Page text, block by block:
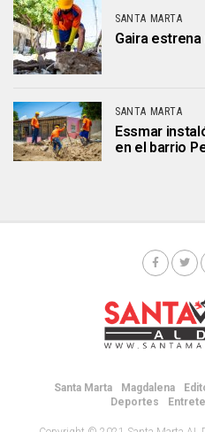
SANTA MARTA
Gaira
SANTA MARTA
Essmar
en el barrio
Santa Marta Magdalena
Deportes